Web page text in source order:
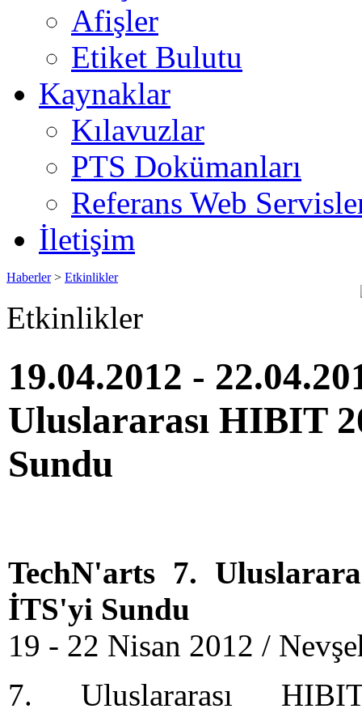
Afişler
Etiket Bulutu
Kaynaklar
Kılavuzlar
PTS Dokümanları
Referans Web
İletişim
Haberler> Etkinlikler
Etkinlikler
19.04.2012 -
Uluslararası HIBIT
Sundu
TechN'arts 7.
İTS'yi Sundu
19 - 22 Nisan 2012 /
7. Uluslararası